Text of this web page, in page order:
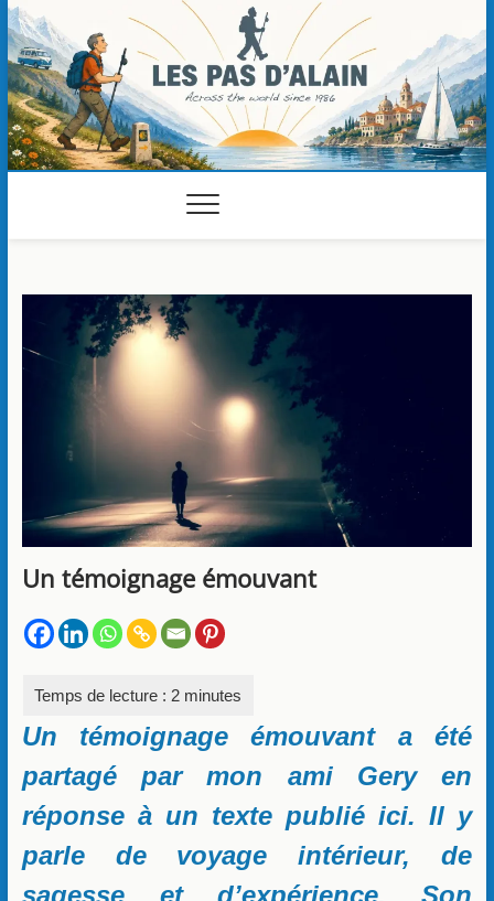
Skip
to
content
Les pas d'Alain
Un témoignage émouvant
Un témoignage émouvant a été
partagé par mon ami Gery en
réponse à un texte publié ici. Il y
parle de voyage intérieur, de